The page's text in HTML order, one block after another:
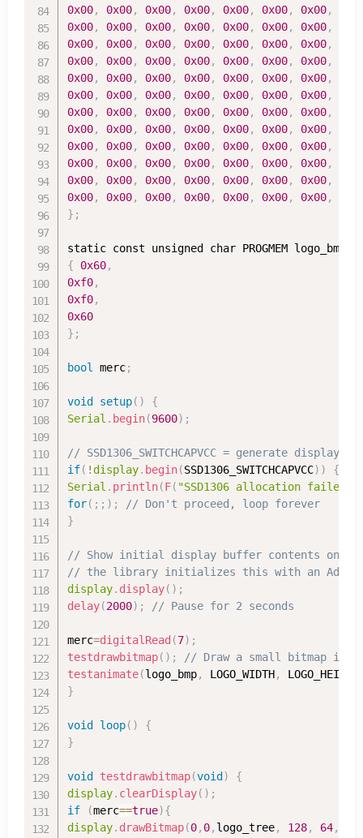
0x00, 0x00, 0x00, 0x00, 0x00, 0x00, 0x00,
0x00, 0x00, 0x00, 0x00, 0x00, 0x00, 0x00,
0x00, 0x00, 0x00, 0x00, 0x00, 0x00, 0x00,
0x00, 0x00, 0x00, 0x00, 0x00, 0x00, 0x00,
0x00, 0x00, 0x00, 0x00, 0x00, 0x00, 0x00,
0x00, 0x00, 0x00, 0x00, 0x00, 0x00, 0x00,
0x00, 0x00, 0x00, 0x00, 0x00, 0x00, 0x00,
0x00, 0x00, 0x00, 0x00, 0x00, 0x00, 0x00,
0x00, 0x00, 0x00, 0x00, 0x00, 0x00, 0x00,
0x00, 0x00, 0x00, 0x00, 0x00, 0x00, 0x00,
0x00, 0x00, 0x00, 0x00, 0x00, 0x00, 0x00,
0x00, 0x00, 0x00, 0x00, 0x00, 0x00, 0x00,
} ;
static const unsigned char PROGMEM logo_bmp
{
0x60,
0xf0,
0xf0,
0x60
} ;
bool merc;
void setup( )
{
Serial . begin(9600) ;
// SSD1306_SWITCHCAPVCC = generate
if( !display. begin(SSD1306_SWITCHCAPVCC) )
{
Serial . println(F( "SSD1306 allocation failed"
for( ; ; ) ;
// Don't proceed, loop forever
}
// Show initial display buffer contents on
// the library initializes this with an
display. display( ) ;
delay(2000) ; // Pause for 2 seconds
merc=digitalRead (7) ;
testdrawbitmap( ) ;
// Draw a small bitmap
testanimate(logo_bmp, LOGO_WIDTH, LOGO_HEIGHT
}
void loop( )
{
}
void testdrawbitmap(void)
{
display. clearDisplay( ) ;
if
(merc==true){
display. drawBitmap(0, 0, logo_tree, 128, 64,